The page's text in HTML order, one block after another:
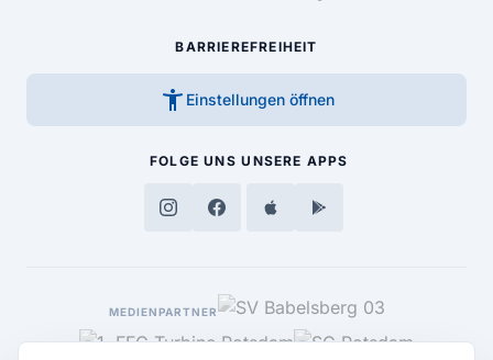
BARRIEREFREIHEIT
accessibility_new Einstellungen öffnen
FOLGE UNS UNSERE APPS
MEDIENPARTNER